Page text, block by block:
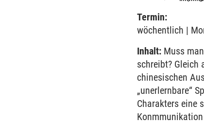
Termin:
wöchentlich |
Inhalt: Muss
schreibt? Gleich
chinesischen
„unerlernbare“
Charakters eine